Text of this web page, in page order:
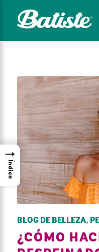
BLOG DE BELLEZA,
¿CÓMO
→
Índice